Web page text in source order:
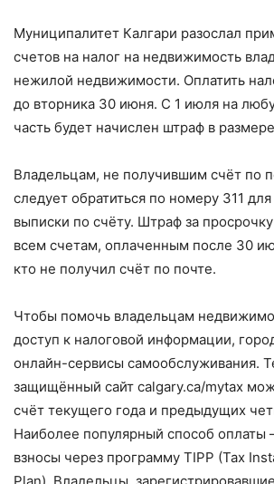
Муниципалитет Калгари разослал
счетов на налог на недвижимость
нежилой недвижимости. Оплатить
до вторника 30 июня. С 1 июля на
часть будет начислен штраф в
Владельцам, не получившим счёт по
следует обратиться по номеру 311
выписки по счёту. Штраф за
всем счетам, оплаченным после 30
кто не получил счёт по почте.
Чтобы помочь владельцам
доступ к налоговой информации,
онлайн-сервисы самообслуживания.
защищённый сайт calgary.ca/mytax
счёт текущего года и предыдущих
Наиболее популярный способ
взносы через программу TIPP (Tax